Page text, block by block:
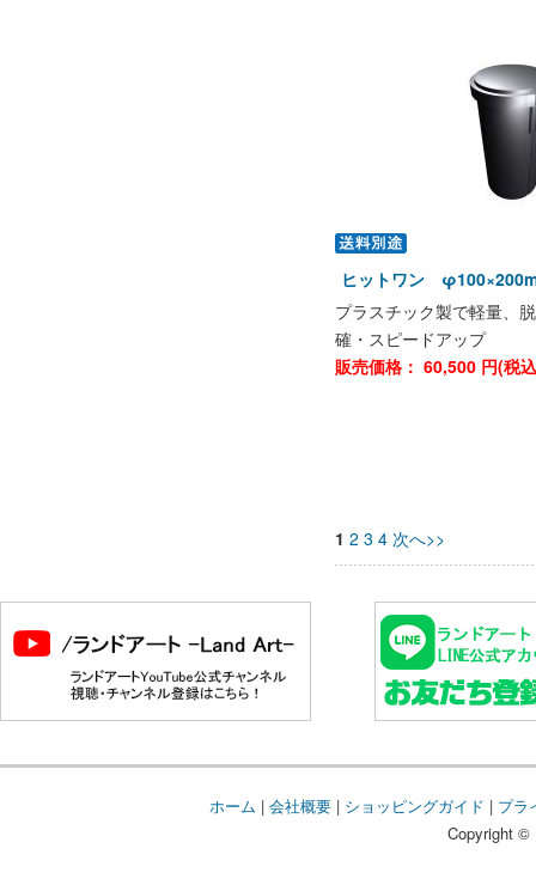
ヒットワン
プラスチック製で軽量、
確・スピードアップ
販売価格： 60,500 円(税
1 2 3 4 次へ>>
ホーム | 会社概要| ショッピングガイド | プラ
Copyright ©